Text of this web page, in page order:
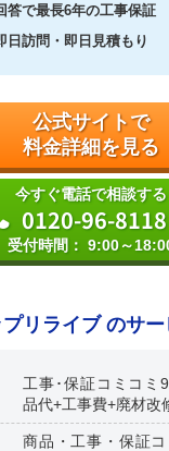
〒556-0014
答で最長6年の工事保証
日訪問・即日見積もり
公式サイトで
料金詳細を見る
今すぐ電話で相談する
0120-96-8118
受付時間： 9:00～
リライブ のサ
工事･保証コミコミ
品代+工事費+廃材改
商品・工事・保証